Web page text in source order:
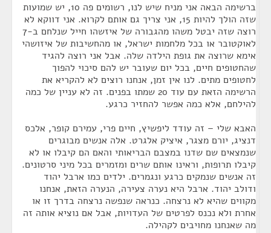
ברשימה הבאה אני מניח שיש לנו, רשומים פה 10, יש שמועות
שזה הולך להיות 15, אני צריך גם אותם לקרוא. אני דווקא לא
רוצה שזה יבטל משהו מהגבורה של איזשהו חייל שנלחם ב-7
לאוקטובר או בכל מלחמות ישראל, או מהחשיבות של איזושהי
אימא שרוצה את גופת הילדה שלה. אבל אני רוצה להגיד
שהחטופים חיים, בכל יום שעובר יש להם סיכוי להפוך
לחטופים מתים. לנו אין זמן, אנחנו רוצים לא להקריא את
הרשימה הזאת עם עוד 20 שמתו בפנים. זה לא עניין של כמה
להילחם, אלא כמה אפשר להחזיר כרגע.
האבא שלי – זה עודד ליפשיץ, חיים פרי, עמירם קופר, אלכס
דנציג, יורם מצגר, איציק אלגרט. אלה אנשים מבוגרים
שנמצאים שם שדנו במצבם הבריאותי והאם הם קיבלו או לא
קיבלו תרופות, וראינו אותם שרים ומזמרים בכל מיני סרטונים.
זה אנשים שנמקים כרגע ונגמרים. ילדים כמו ארבל יהוד
ודולב יהוד. ארבל היא נערה צעירה, הנערה הזאת, אנחנו
מקווים שהיא לא נרצחה. כנראה שנפשה נרצחה בדרך זו או
אחרת ולא נכנס לפרטים של העדויות, אבל אם נוציא אותה זה
מה שאנחנו מחויבים לקהילה.